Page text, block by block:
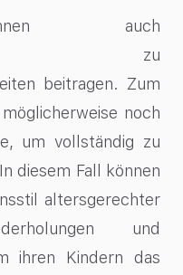
auch
zu
beitragen. Zum
noch
um vollständig zu
diesem Fall können
altersgerechter
und
ihren Kindern das